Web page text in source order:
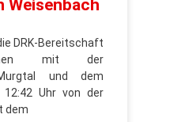
Weisenbach
DRK-Bereitschaft
mit der
und dem
12:42 Uhr von der
dem